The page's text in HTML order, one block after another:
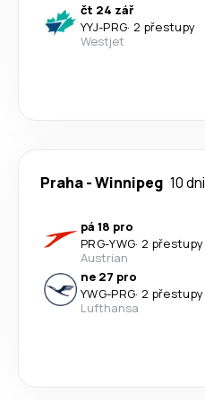
čt 24 zář
YYJ-PRG· 2 přestupy
Westjet
Praha-Winnipeg 10 dni
pá 18 pro
PRG-YWG· 2 přestupy
Austrian
ne 27 pro
YWG-PRG· 2 přestupy
Lufthansa